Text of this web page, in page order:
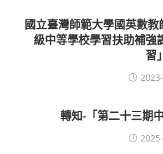
國立臺灣師範大學國英數
級中等學校學習扶助補強
習」
轉知-「第二十三期